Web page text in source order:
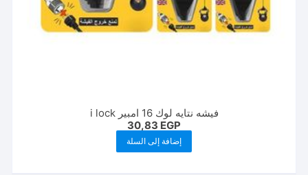
فيشه نتايه لوك 16 امبير i lock
30,83 EGP
إضافة إلى السلة